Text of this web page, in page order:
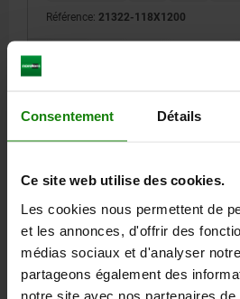
Consentement Détails
Ce site web utilise des cookies.
Les cookies nous permettent de
et les annonces, d'offrir des
médias sociaux et d'analyser
partageons également des
notre site avec nos partenaires
Référence: 21322-118X1200
21322
RAIL DE GUIDAGE, FORME:A